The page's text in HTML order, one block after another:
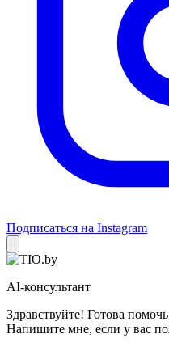
Подписаться на Instagram
AI-консультант
Здравствуйте! Готова
Напишите мне, если у вас